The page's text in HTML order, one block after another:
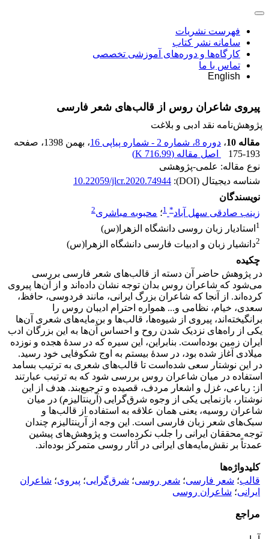
فهرست نشریات
سامانه نشر کتاب
کارگاه‌ها و دوره‌های آموزشی تخصصی
تماس با ما
English
پیروی شاعران روس از قالب‌های شعر فارسی
پژوهش‌نامه نقد ادبی و بلاغت
مقاله 10
، دوره 8، شماره 2 - شماره پیاپی 16 ، بهمن 1398
، صفحه
175-193
اصل مقاله (716.99 K
)
نوع مقاله: علمی-پژوهشی
شناسه دیجیتال (DOI):
10.22059/jlcr.2020.74944
نویسندگان
زینب صادقی سهل آباد*
1؛ محبوبه مباشری2
1 استادیار زبان روسی دانشگاه الزهرا(س)
2دانشیار زبان و ادبیات فارسی دانشگاه الزهرا(س)
چکیده
در پژوهش حاضر آن دسته از قالب‌های شعر فارسی بررسی
می‌شود که شاعران روس بدان توجه نشان داده‌اند و از آن‌ها پیروی
کرده‌اند. از آنجا که شاعران بزرگ ایرانی، مانند فردوسی، حافظ،
سعدی، خیام، نظامی و... همواره احترام ادیبان روس را
برانگیخته‌اند، پیروی از شیوه‌ها، قالب‌ها و بن‌مایه‌های شعری آن‌ها
یکی از راه‌های نزدیک شدن روح و احساس آن‌ها به این بزرگان ادب
ایران زمین بوده‌است. بنابراین، این سیره که در سدۀ هجده و نوزده
میلادی آغاز شده بود، در سدۀ بیستم به اوج شکوفایی خود رسید.
در این نوشتار سعی شده‌است تا قالب‌های شعری به ترتیب بسامد
استفاده در میان شاعران روس بررسی شود که به ترتیب عبارتند
از: رباعی، غزل و اشعار مردف، قصیده و ترجیع‌بند. هدف از این
نوشتار، بازنمایی یکی از وجوه شرق‌گرایی (آرینتالیزم) در میان
شاعران روسیه، یعنی همان علاقه به استفاده از قالب‌ها و
سبک‌های شعر زبان فارسی است. این وجه از آرینتالیزم چندان
توجه محققان ایرانی را جلب نکرده‌است و پژوهش‌های پیشین
عمدتاً بر نقش‌مایه‌های ایرانی در آثار روسی متمرکز بوده‌اند.
کلیدواژه‌ها
قالب؛ شعر فارسی؛ شعر روسی؛ شرق‌گرایی؛ پیروی؛ شاعران
ایرانی؛ شاعران روسی
مراجع